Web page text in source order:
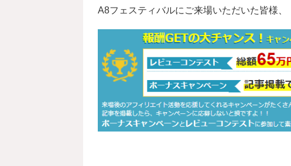
A8フェスティバルにご来場いただいた皆様、